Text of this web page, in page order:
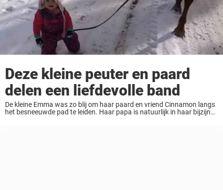
Deze kleine peuter en paard
delen een liefdevolle band
De kleine Emma was zo blij om haar paard en vriend Cinnamon langs
het besneeuwde pad te leiden. Haar papa is natuurlijk in haar bijzijn